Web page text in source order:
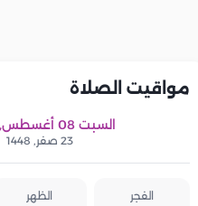
مواقيت الصلاة
السبت 08 أغسطس, 2026
23 صفر, 1448
الفجر الظهر